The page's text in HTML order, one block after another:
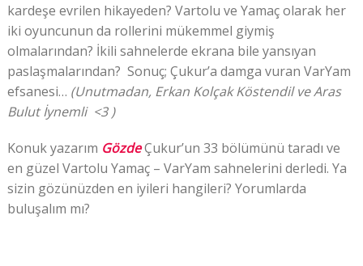
kardeşe evrilen hikayeden? Vartolu ve Yamaç olarak her
iki oyuncunun da rollerini mükemmel giymiş
olmalarından? İkili sahnelerde ekrana bile yansıyan
paslaşmalarından? Sonuç; Çukur’a damga vuran VarYam
efsanesi… (Unutmadan, Erkan Kolçak Köstendil ve Aras
Bulut İynemli <3 )
Konuk yazarım GözdeÇukur’un 33 bölümünü taradı ve
en güzel Vartolu Yamaç – VarYam sahnelerini derledi. Ya
sizin gözünüzden en iyileri hangileri? Yorumlarda
buluşalım mı?